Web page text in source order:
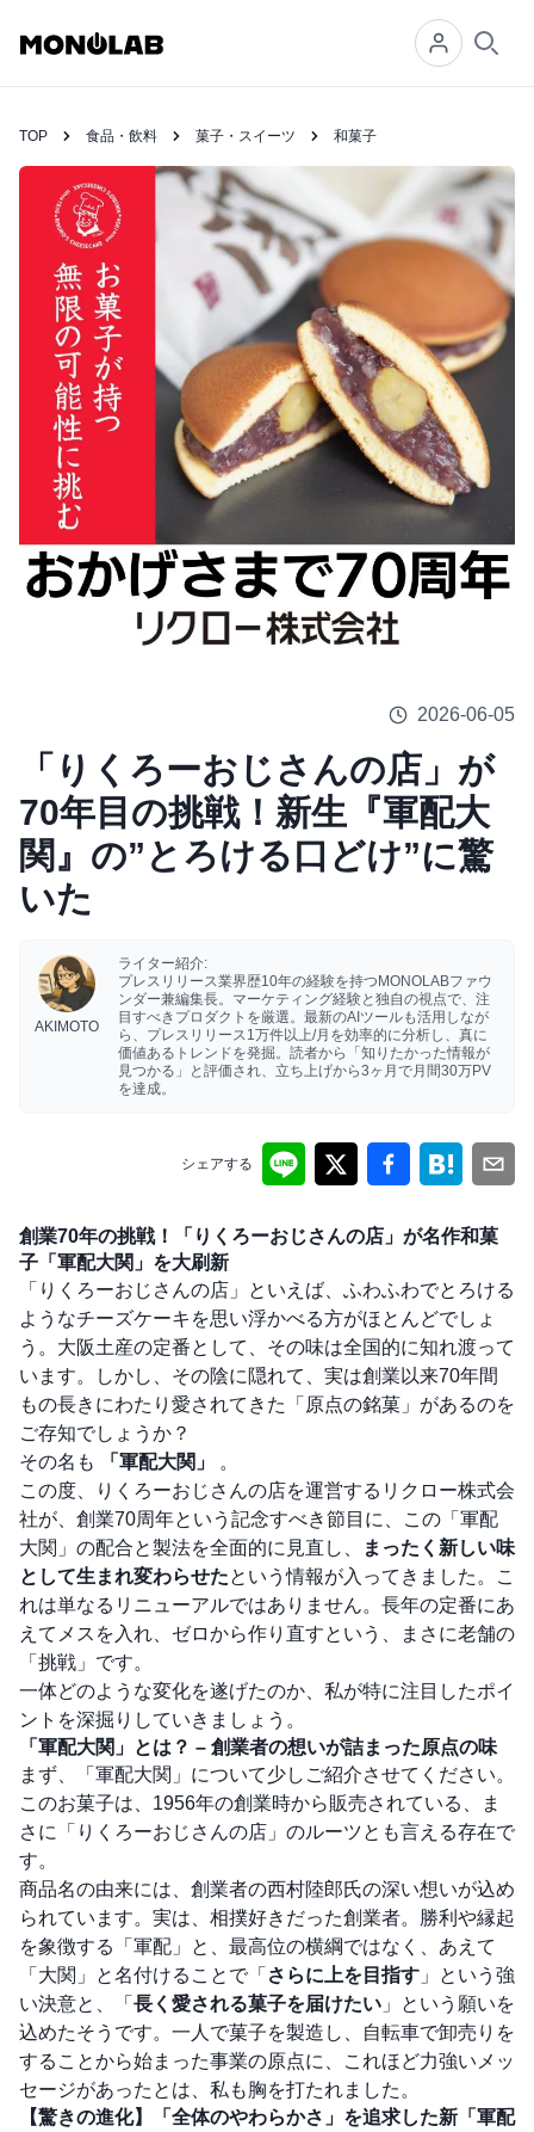
TOP 食品・飲料 菓子・スイーツ 和菓子
2026-06-05
「りくろーおじさんの店」が
70年目の挑戦！新生『軍配大
関』の”とろける口どけ”に驚
いた
AKIMOTO
ライター紹介:
プレスリリース業界歴10年の経験を持つMONOLABファウ
ンダー兼編集長。マーケティング経験と独自の視点で、注
目すべきプロダクトを厳選。最新のAIツールも活用しなが
ら、プレスリリース1万件以上/月を効率的に分析し、真に
価値あるトレンドを発掘。読者から「知りたかった情報が
見つかる」と評価され、立ち上げから3ヶ月で月間30万PV
を達成。
シェアする
創業70年の挑戦！「りくろーおじさんの店」が名作和菓
子「軍配大関」を大刷新
「りくろーおじさんの店」といえば、ふわふわでとろける
ようなチーズケーキを思い浮かべる方がほとんどでしょ
う。大阪土産の定番として、その味は全国的に知れ渡って
います。しかし、その陰に隠れて、実は創業以来70年間
もの長きにわたり愛されてきた「原点の銘菓」があるのを
ご存知でしょうか？
その名も
「軍配大関」
。
この度、りくろーおじさんの店を運営するリクロー株式会
社が、創業70周年という記念すべき節目に、この「軍配
大関」の配合と製法を全面的に見直し、
まったく新しい味
として生まれ変わらせたという情報が入ってきました。こ
れは単なるリニューアルではありません。長年の定番にあ
えてメスを入れ、ゼロから作り直すという、まさに老舗の
「挑戦」です。
一体どのような変化を遂げたのか、私が特に注目したポイ
ントを深掘りしていきましょう。
「軍配大関」とは？ – 創業者の想いが詰まった原点の味
まず、「軍配大関」について少しご紹介させてください。
このお菓子は、1956年の創業時から販売されている、ま
さに「りくろーおじさんの店」のルーツとも言える存在で
す。
商品名の由来には、創業者の西村陸郎氏の深い想いが込め
られています。実は、相撲好きだった創業者。勝利や縁起
を象徴する「軍配」と、最高位の横綱ではなく、あえて
「大関」と名付けることで「 さらに上を目指す 」という強
い決意と、「 長く愛される菓子を届けたい 」という願いを
込めたそうです。一人で菓子を製造し、自転車で卸売りを
することから始まった事業の原点に、これほど力強いメッ
セージがあったとは、私も胸を打たれました。
【驚きの進化】「全体のやわらかさ」を追求した新「軍配